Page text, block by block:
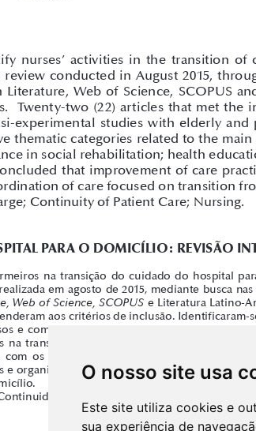
O nosso site usa
Este site utiliza cookies e
sua experiência de